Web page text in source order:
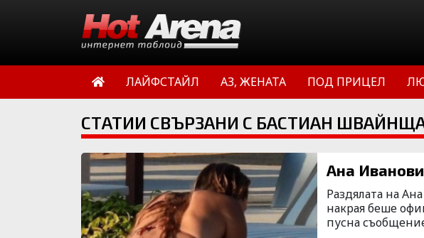
ЛАЙФСТАЙЛ АЗ, ЖЕНАТА ПОД ПРИЦЕЛ
СТАТИИ СВЪРЗАНИ С БАСТИАН
Ана
Раздялата на
накрая беше
пусна